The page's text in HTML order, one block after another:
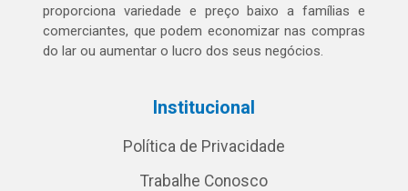
proporciona variedade e preço baixo a famílias e
comerciantes, que podem economizar nas compras
do lar ou aumentar o lucro dos seus negócios.
Institucional
Política de Privacidade
Trabalhe Conosco